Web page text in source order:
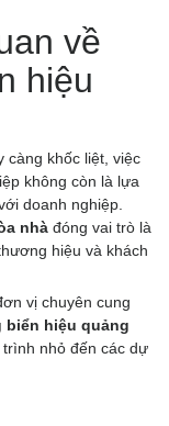
về
hiệu
càng khốc liệt, việc
không còn là lựa
doanh nghiệp.
nhà đóng vai trò là
hiệu và khách
vị chuyên cung
biển hiệu quảng
trình nhỏ đến các dự